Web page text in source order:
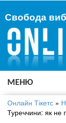
Свобода
МЕНЮ
Онлайн Тікетс »
Туреччини: як не